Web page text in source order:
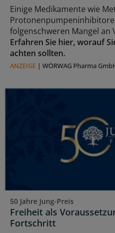
Einige Medikamente wie
folgenschweren Mangel an
Erfahren Sie hier, worauf
achten sollten.
ANZEIGE | WÖRWAG Pharma
50 Jahre Jung-Preis
Freiheit als
Fortschritt